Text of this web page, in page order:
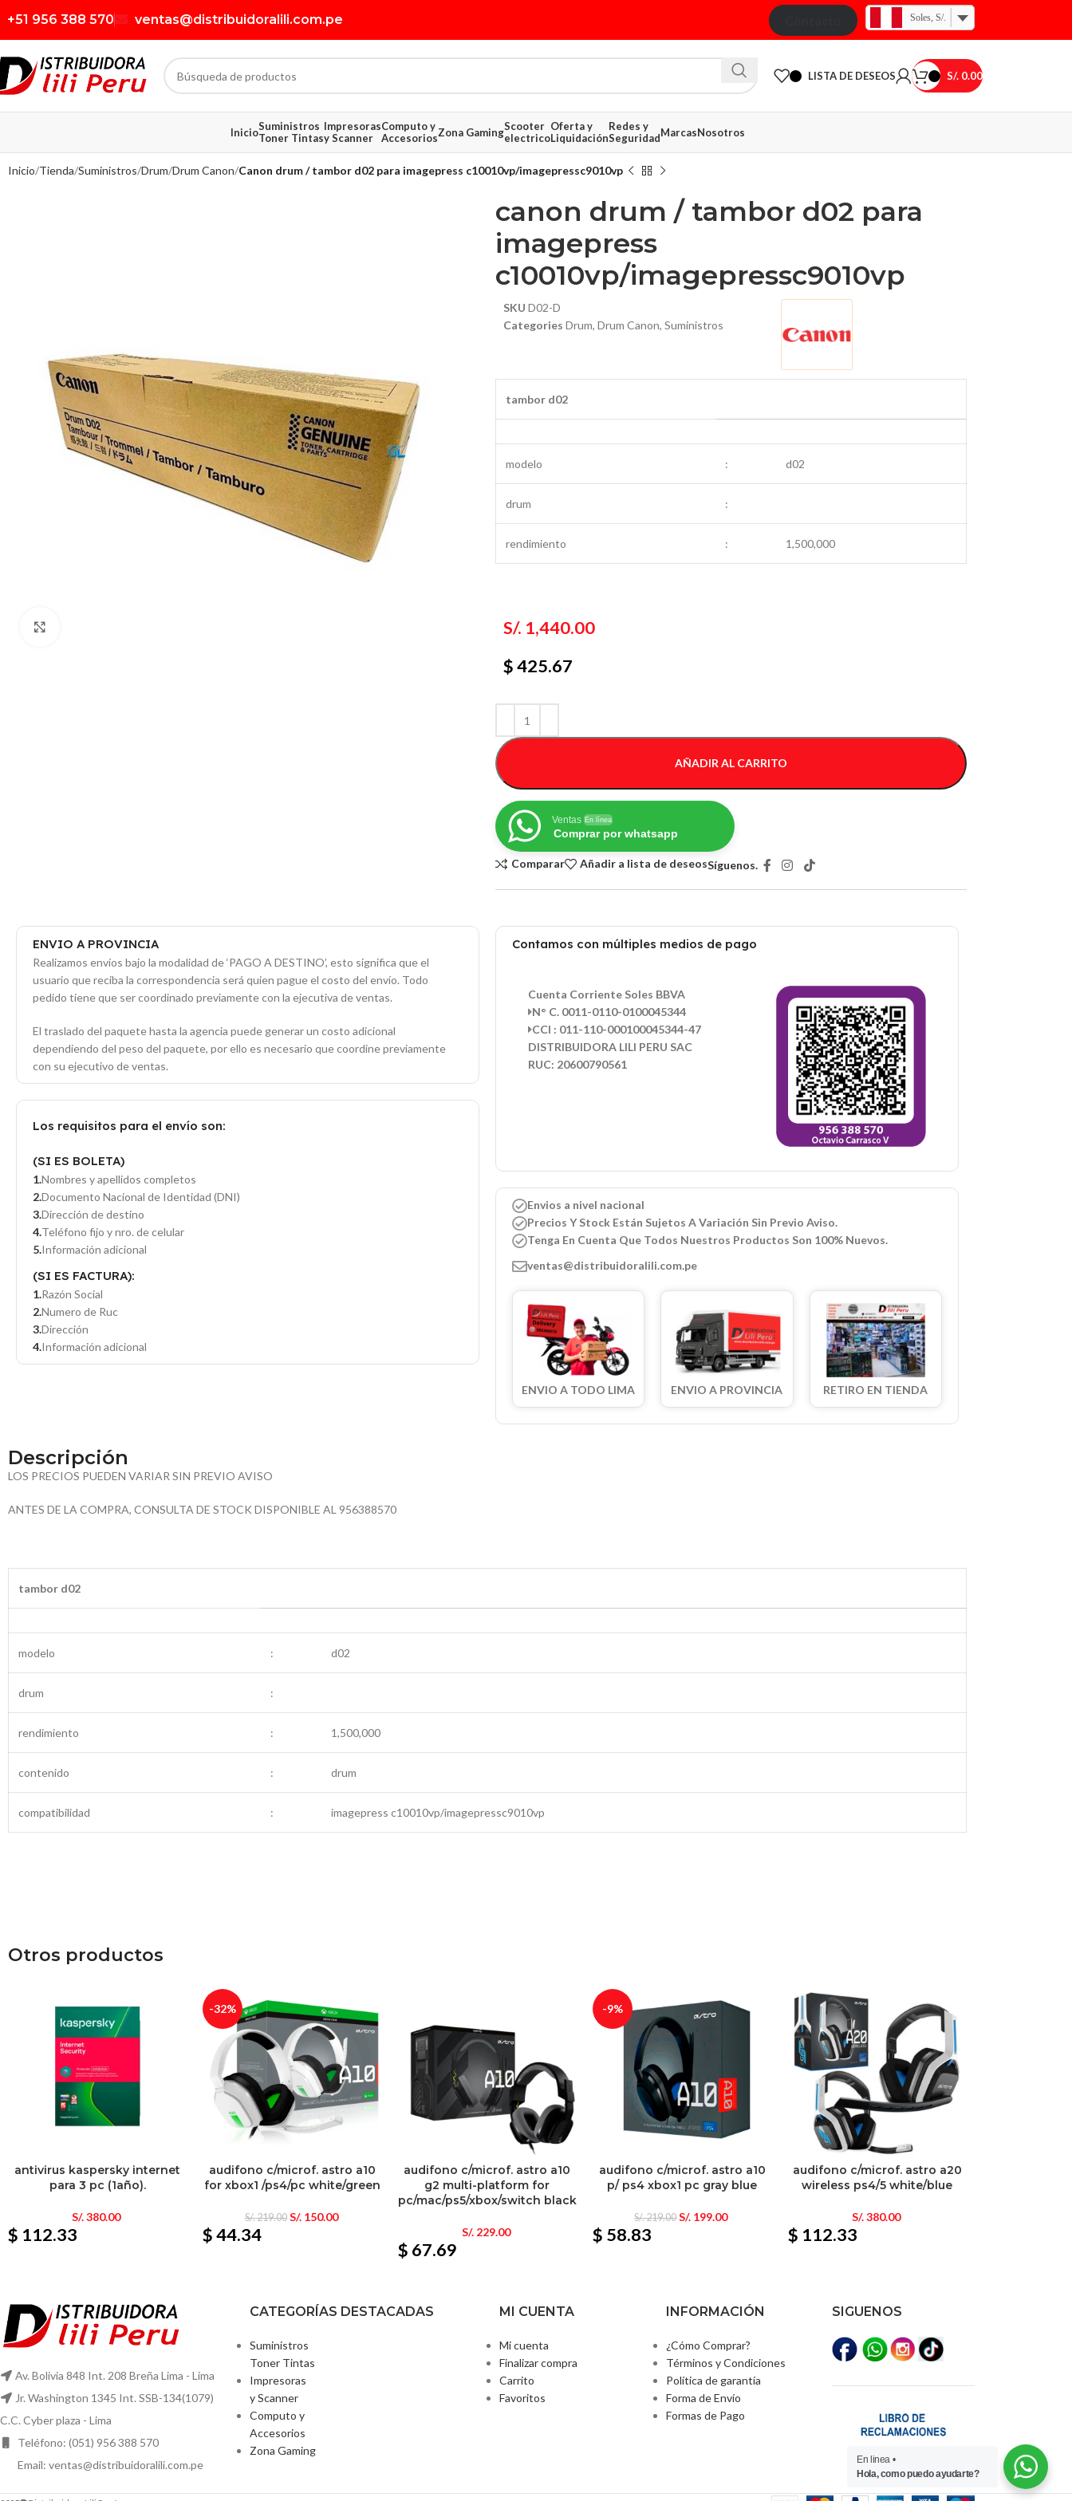
+51 956 388 570 ventas@distribuidoralili.com.pe Soles, S/.
LISTA DE DESEOS S/. 0.00
InicioSuministros
Toner Tintas
Impresoras
y Scanner
Computo y
AccesoriosZona GamingScooter
electrico
Oferta y
Liquidación
Redes y
SeguridadMarcasNosotros
Inicio Tienda Suministros Drum Drum Canon Canon drum / tambor d02 para imagepress c10010vp/imagepressc9010vp
$ 138.34
$ 159.04
canon drum / tambor d02 para
imagepress
c10010vp/imagepressc9010vp
SKU D02-D
Categories Drum, Drum Canon, Suministros
tambor d02
modelo : d02
drum :
rendimiento : 1,500,000
S/. 1,440.00
$ 425.67
AÑADIR AL CARRITO
Ventas En línea
Comprar por whatsapp
Comparar Añadir a lista de deseosSíguenos.
ENVIO A PROVINCIA
Realizamos envíos bajo la modalidad de ‘PAGO A DESTINO’, esto significa que el
usuario que reciba la correspondencia será quien pague el costo del envío. Todo
pedido tiene que ser coordinado previamente con la ejecutiva de ventas.
El traslado del paquete hasta la agencia puede generar un costo adicional
dependiendo del peso del paquete, por ello es necesario que coordine previamente
con su ejecutivo de ventas.
Los requisitos para el envío son:
(SI ES BOLETA)
Nombres y apellidos completos
Documento Nacional de Identidad (DNI)
Dirección de destino
Teléfono fijo y nro. de celular
Información adicional
(SI ES FACTURA):
Razón Social
Numero de Ruc
Dirección
Información adicional
Contamos con múltiples medios de pago
Cuenta Corriente Soles BBVA
N° C. 0011-0110-0100045344
CCI : 011-110-000100045344-47
DISTRIBUIDORA LILI PERU SAC
RUC: 20600790561
Envios a nivel nacional
Precios Y Stock Están Sujetos A Variación Sin Previo Aviso.
Tenga En Cuenta Que Todos Nuestros Productos Son 100% Nuevos.
ventas@distribuidoralili.com.pe
ENVIO A TODO LIMA ENVIO A PROVINCIA RETIRO EN TIENDA
Descripción
LOS PRECIOS PUEDEN VARIAR SIN PREVIO AVISO
ANTES DE LA COMPRA, CONSULTA DE STOCK DISPONIBLE AL 956388570
tambor d02
modelo : d02
drum :
rendimiento : 1,500,000
contenido : drum
compatibilidad : imagepress c10010vp/imagepressc9010vp
Otros productos
antivirus kaspersky internet
para 3 pc (1año).
S/.380.00
$ 112.33
-32%
audifono c/microf. astro a10
for xbox1 /ps4/pc white/green
S/.219.00 S/.150.00
$ 44.34
audifono c/microf. astro a10
g2 multi-platform for
pc/mac/ps5/xbox/switch black
S/.229.00
$ 67.69
-9%
audifono c/microf. astro a10
p/ ps4 xbox1 pc gray blue
S/.219.00 S/. 199.00
$ 58.83
audifono c/microf. astro a20
wireless ps4/5 white/blue
S/.380.00
$ 112.33
Av. Bolivia 848 Int. 208 Breña Lima - Lima
Jr. Washington 1345 Int. SSB-134(1079)
C.C. Cyber plaza - Lima
Teléfono: (051) 956 388 570
Email: ventas@distribuidoralili.com.pe
CATEGORÍAS DESTACADAS
Suministros
Toner Tintas
Impresoras
y Scanner
Computo y
Accesorios
Zona Gaming
MI CUENTA
Mi cuenta
Finalizar compra
Carrito
Favoritos
INFORMACIÓN
¿Cómo Comprar?
Términos y Condiciones
Política de garantía
Forma de Envío
Formas de Pago
SIGUENOS
En linea •
Hola, como puedo ayudarte?